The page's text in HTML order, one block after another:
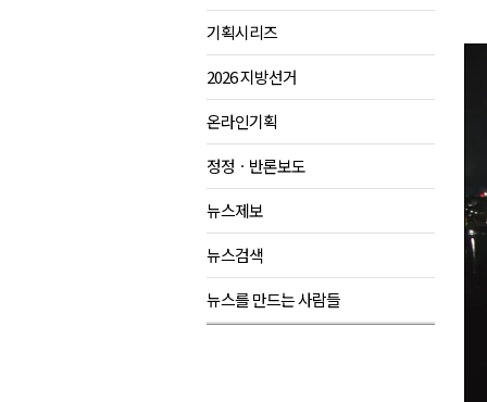
오늘 극한폭염 계속..낮 최고 ‘영
썩고, 무르고..농산물 피해 속출
기획시리즈
2026 지방선거
온라인기획
정정ㆍ반론보도
뉴스제보
뉴스검색
뉴스를 만드는 사람들